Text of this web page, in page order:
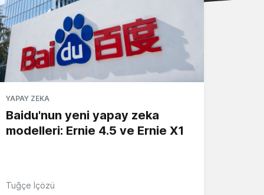
YAPAY ZEKA
Baidu'nun yeni yapay zeka
modelleri: Ernie 4.5 ve Ernie X1
Tuğçe İçözü